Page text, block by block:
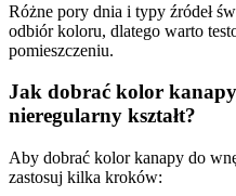
Różne pory dnia i typy źródeł
odbiór koloru, dlatego warto
pomieszczeniu.
Jak dobrać kolor
nieregularny kształt?
Aby dobrać kolor kanapy do
zastosuj kilka kroków: